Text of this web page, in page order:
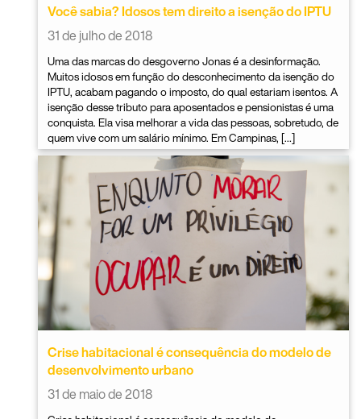
Você sabia? Idosos tem direito a isenção do IPTU
31 de julho de 2018
Uma das marcas do desgoverno Jonas é a desinformação.
Muitos idosos em função do desconhecimento da isenção do
IPTU, acabam pagando o imposto, do qual estariam isentos. A
isenção desse tributo para aposentados e pensionistas é uma
conquista. Ela visa melhorar a vida das pessoas, sobretudo, de
quem vive com um salário mínimo. Em Campinas, […]
Crise habitacional é consequência do modelo de
desenvolvimento urbano
31 de maio de 2018